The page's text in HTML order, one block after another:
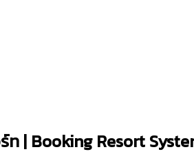
ท | Booking Resort